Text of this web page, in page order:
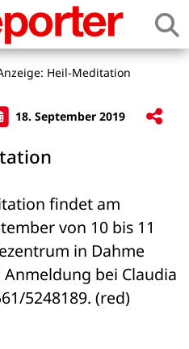
Heil-Meditation
18. September 2019
findet am
von 10 bis 11
in Dahme
bei Claudia
5248189. (red)